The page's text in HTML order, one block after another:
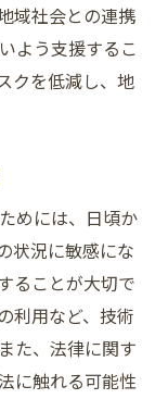
域社会との連携
よう支援するこ
クを低減し、地
めには、日頃か
状況に敏感にな
ることが大切で
利用など、技術
た、法律に関す
に触れる可能性